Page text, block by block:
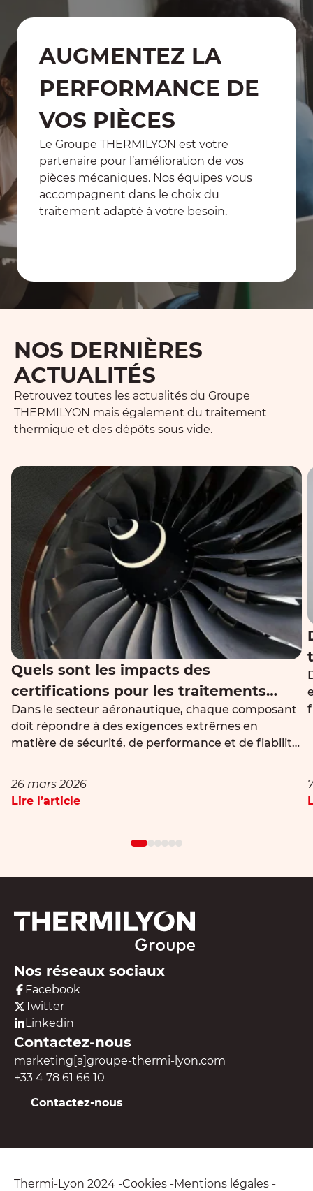
AUGMENTEZ LA
PERFORMANCE DE
VOS PIÈCES
Le Groupe THERMILYON est votre
partenaire pour l’amélioration de vos
pièces mécaniques. Nos équipes vous
accompagnent dans le choix du
traitement adapté à votre besoin.
NOS DERNIÈRES
ACTUALITÉS
Retrouvez toutes les actualités du Groupe
THERMILYON mais également du traitement
thermique et des dépôts sous vide.
Quels sont les impacts des
certifications pour les traitements
thermiques dans le secteur
aéronautique ?
Dans le secteur aéronautique, chaque composant
doit répondre à des exigences extrêmes en
matière de sécurité, de performance et de fiabilité.
l’obtention des propriétés mécaniques attendues,
mais il ne peut être envisagé sans un cadre strict
26 mars 2026
Lire l’article
Quels sont les impacts des certifications pour les
Nos réseaux sociaux
Facebook
Twitter
Linkedin
Contactez-nous
marketing[a]groupe-thermi-lyon.com
+33 4 78 61 66 10
Contactez-nous
Thermi-Lyon 2024 Cookies Mentions légales